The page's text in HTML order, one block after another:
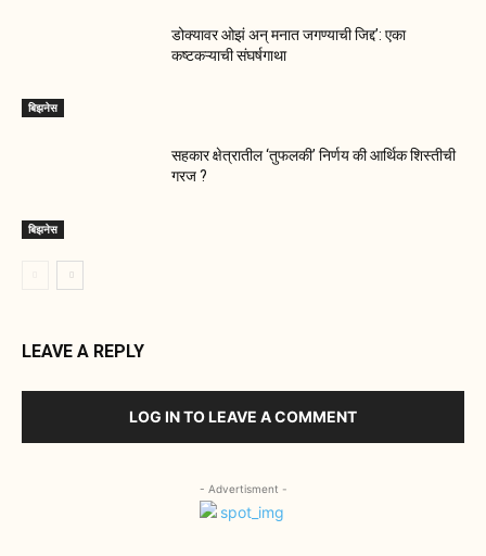
बिझनेस
डोक्यावर ओझं अन् मनात जगण्याची जिद्द’: एका
कष्टकऱ्याची संघर्षगाथा
बिझनेस
सहकार क्षेत्रातील ‘तुफलकी’ निर्णय की आर्थिक शिस्तीची
गरज ?
LEAVE A REPLY
LOG IN TO LEAVE A COMMENT
- Advertisment -